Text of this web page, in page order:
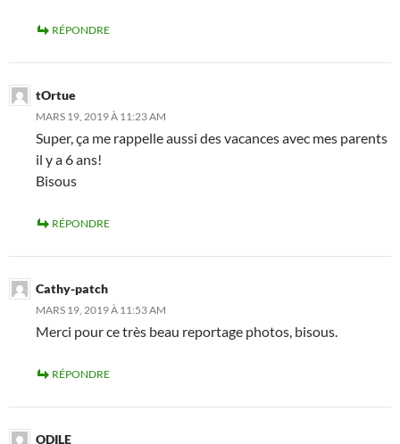
RÉPONDRE
tOrtue
MARS 19, 2019 À 11:23 AM
Super, ça me rappelle aussi des vacances avec mes parents
il y a 6 ans!
Bisous
RÉPONDRE
Cathy-patch
MARS 19, 2019 À 11:53 AM
Merci pour ce très beau reportage photos, bisous.
RÉPONDRE
ODILE